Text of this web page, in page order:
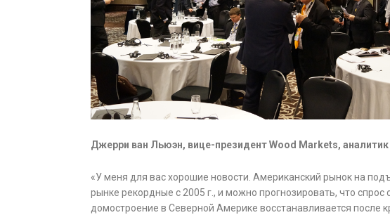
Джерри ван Льюэн, вице-президент Wood Markets,
«У меня для вас хорошие новости. Американский рынок на
рынке рекордные с 2005 г., и можно прогнозировать, что
домостроение в Северной Америке восстанавливается после